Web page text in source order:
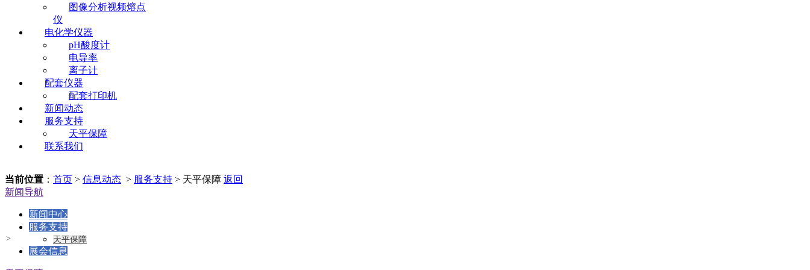
图像分析视频熔点
仪
电化学仪器
pH酸度计
电导率
离子计
配套仪器
配套打印机
新闻动态
服务支持
天平保障
联系我们
当前位置 ： 首页 > 信息动态 > 服务支持 > 天平保障 返回
新闻导航
新闻中心
服务支持
天平保障
展会信息